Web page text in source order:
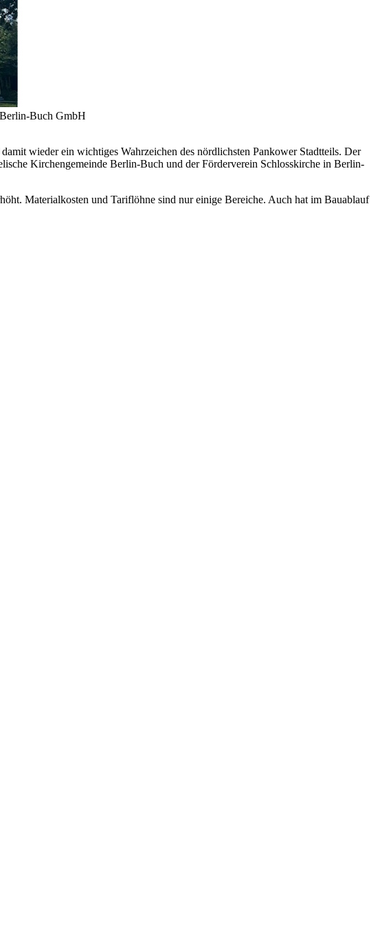
Buch GmbH
wieder ein wichtiges Wahrzeichen des nördlichsten Pankower Stadtteils. Der
Kirchengemeinde Berlin-Buch und der Förderverein Schlosskirche in Berlin-
Materialkosten und Tariflöhne sind nur einige Bereiche. Auch hat im Bauablauf